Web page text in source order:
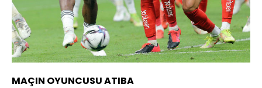
MAÇIN OYUNCUSU ATIBA